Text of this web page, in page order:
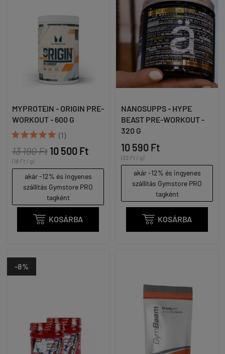
MYPROTEIN - ORIGIN PRE-
WORKOUT - 600 G
 (1)
13 190 Ft 10 500 Ft
(18 Ft / g)
akár -12% és ingyenes
szállítás Gymstore PRO
tagként
 KOSÁRBA
NANOSUPPS - HYPE
BEAST PRE-WORKOUT -
320 G
10 590 Ft
(33 Ft / g)
akár -12% és ingyenes
szállítás Gymstore PRO
tagként
 KOSÁRBA
-8%